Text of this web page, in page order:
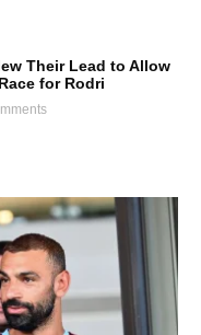
Their Lead to Allow
for Rodri